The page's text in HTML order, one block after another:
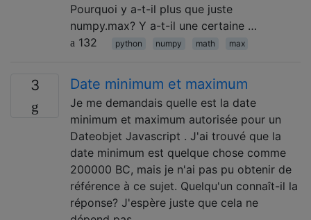
Pourquoi y a-t-il plus que juste
numpy.max? Y a-t-il une certaine …
132
python numpy math max
3 Date minimum et maximum
Je me demandais quelle est la date
minimum et maximum autorisée pour un
Dateobjet Javascript . J'ai trouvé que la
date minimum est quelque chose comme
200000 BC, mais je n'ai pas pu obtenir de
référence à ce sujet. Quelqu'un connaît-il la
réponse? J'espère juste que cela ne